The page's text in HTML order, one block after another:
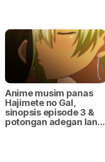
Anime musim panas
Hajimete no Gal,
sinopsis episode 3 &
potongan adegan lan…